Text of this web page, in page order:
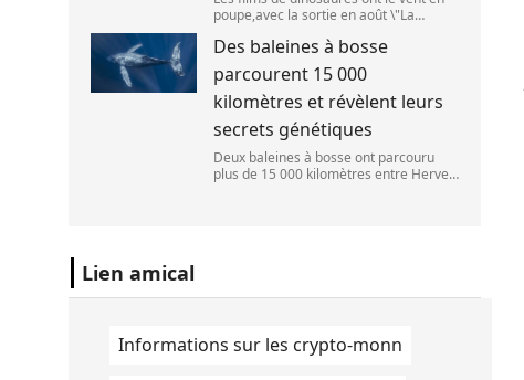
poupe,avec la sortie en août \"La
d\'Oak Street\". (APOLLONIA HILVERDA
/ FRANCEINFO)
Des baleines à bosse
parcourent 15 000
kilomètres et révèlent leurs
secrets génétiques
Deux baleines à bosse ont parcouru
plus de 15 000 kilomètres entre Hervey
Lien amical
Informations sur les crypto-monn